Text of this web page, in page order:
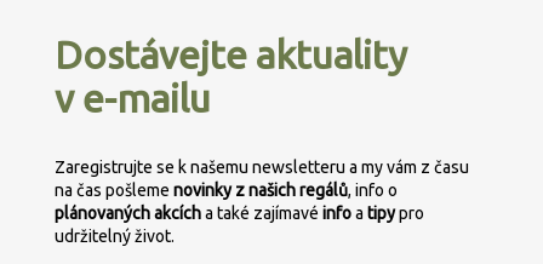
Dostávejte aktuality
v e-mailu
Zaregistrujte se k našemu newsletteru a my vám z času
na čas pošleme novinky z našich regálů, info o
plánovanýchakcícha také zajímavé infoa tipypro
udržitelný život.